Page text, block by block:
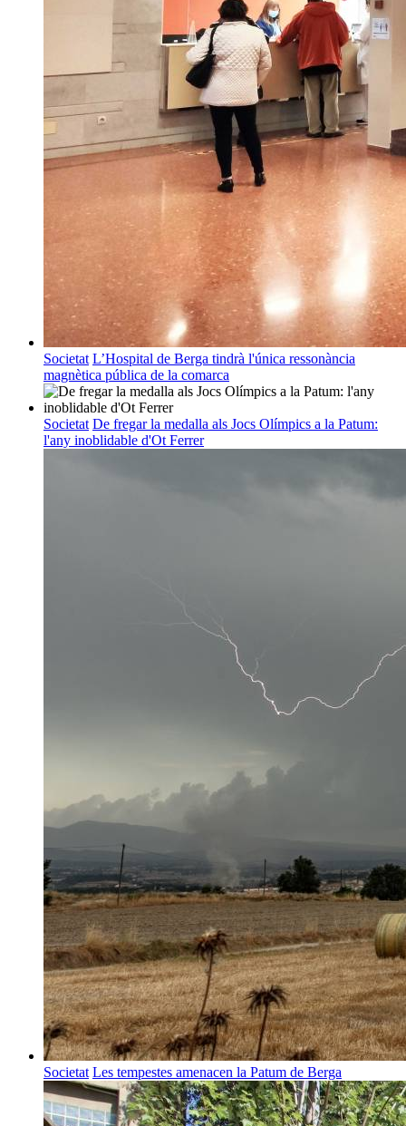
Societat L’Hospital de Berga tindrà l'única ressonància
magnètica pública de la comarca
Societat De fregar la medalla als Jocs Olímpics a la Patum:
l'any inoblidable d'Ot Ferrer
Societat Les tempestes amenacen la Patum de Berga